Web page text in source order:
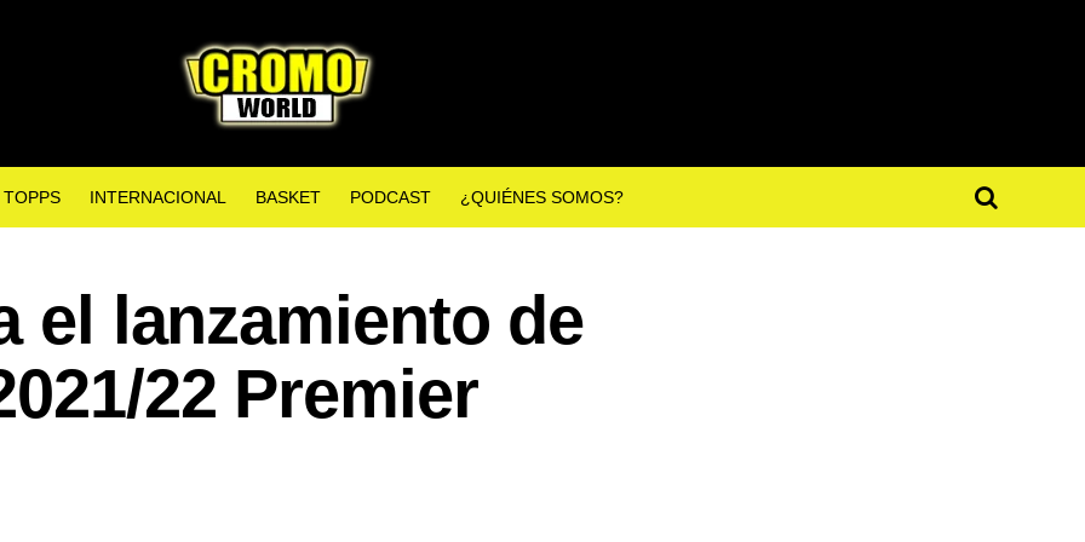
TOPPS INTERNACIONAL BASKET PODCAST ¿QUIÉNES SOMOS?
el lanzamiento de
22 Premier